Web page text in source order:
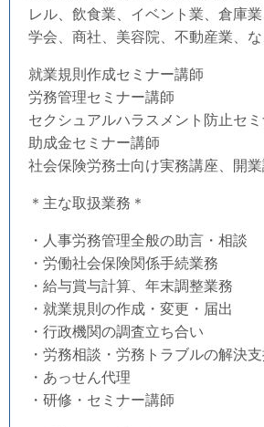
レル、飲食業、イベント業、倉庫業
学会、商社、美容院、不動産業、
就業規則作成セミナー講師
労務管理セミナー講師
セクシュアルハラスメント防止セ
助成金セミナー講師
社会保険労務士向け実務講座、開
＊主な取扱業務＊
・人事労務管理全般の助言・相談
・労働社会保険関係手続業務
・給与賞与計算、年末調整業務
・就業規則の作成・変更・届出
・行政機関の調査立ち合い
・労務相談・労務トラブルの解決
・あっせん代理
・研修・セミナー講師